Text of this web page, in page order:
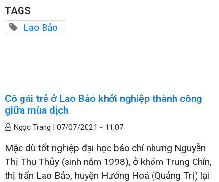
TAGS
Lao Bảo
Cô gái trẻ ở Lao Bảo khởi nghiệp thành công
giữa mùa dịch
Ngọc Trang | 07/07/2021 - 11:07
Mặc dù tốt nghiệp đại học báo chí nhưng Nguyễn
Thị Thu Thủy (sinh năm 1998), ở khóm Trung Chín,
thị trấn Lao Bảo, huyện Hướng Hoá (Quảng Trị) lại